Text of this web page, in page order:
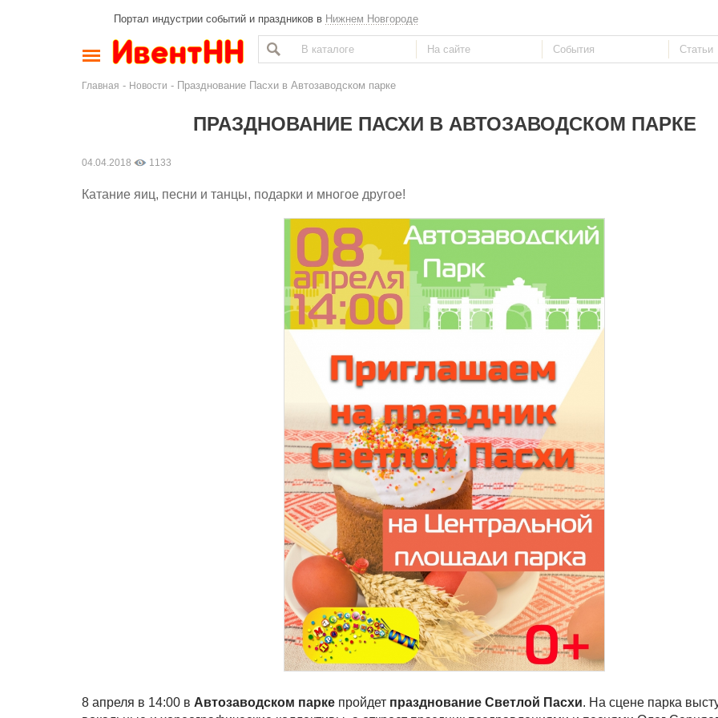
Портал индустрии событий и праздников в Нижнем Новгороде
Главная - Новости - Празднование Пасхи в Автозаводском парке
ПРАЗДНОВАНИЕ ПАСХИ В АВТОЗАВОДСКОМ ПАРКЕ
04.04.2018 1133
Катание яиц, песни и танцы, подарки и многое другое!
8 апреля в 14:00 в Автозаводском парке пройдет празднование Светлой Пасхи. На сцене парка